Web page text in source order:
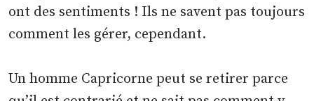
ont des sentiments ! Ils ne savent pas toujours
comment les gérer, cependant.
Un homme Capricorne peut se retirer parce